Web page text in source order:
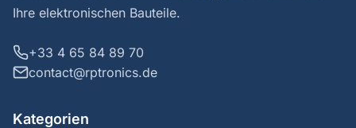
Ihre elektronischen Bauteile.
+33 4 65 84 89 70
contact@rptronics.de
Kategorien